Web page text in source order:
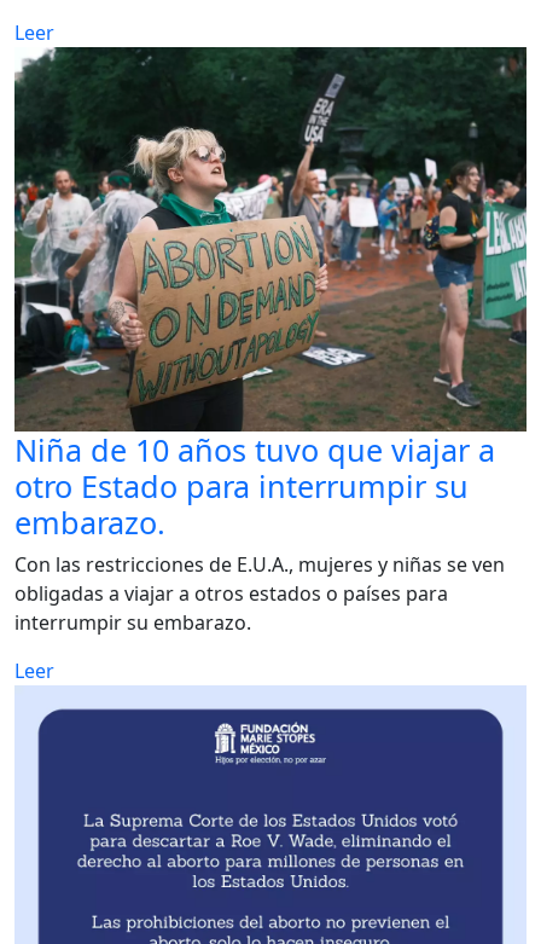
Leer
Niña de 10 años tuvo que viajar a
otro Estado para interrumpir su
embarazo.
Con las restricciones de E.U.A., mujeres y niñas se ven
obligadas a viajar a otros estados o países para
interrumpir su embarazo.
Leer